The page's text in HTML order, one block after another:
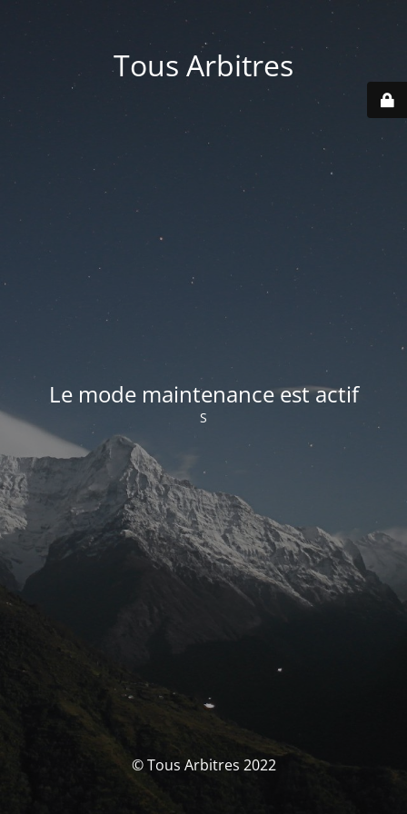
Tous Arbitres
Le mode maintenance est actif
S
© Tous Arbitres 2022